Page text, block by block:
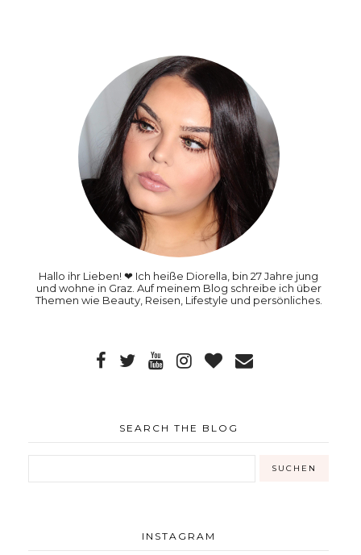
Hallo ihr Lieben! ❤ Ich heiße Diorella, bin 27 Jahre jung
und wohne in Graz. Auf meinem Blog schreibe ich über
Themen wie Beauty, Reisen, Lifestyle und persönliches.
SEARCH THE BLOG
INSTAGRAM